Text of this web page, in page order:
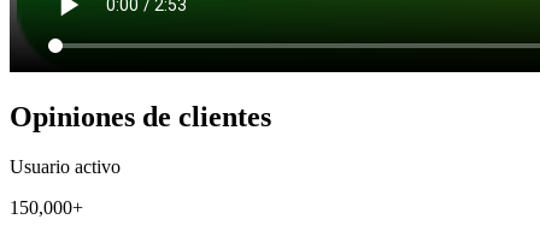
Opiniones de clientes
Usuario activo
150,000+